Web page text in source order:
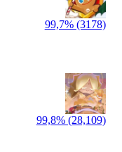
99,7% (3178)
99,8% (28,109)